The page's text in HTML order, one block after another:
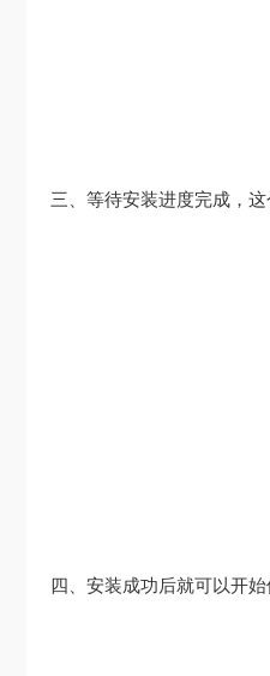
三、等待安装进度完成，
四、安装成功后就可以开始